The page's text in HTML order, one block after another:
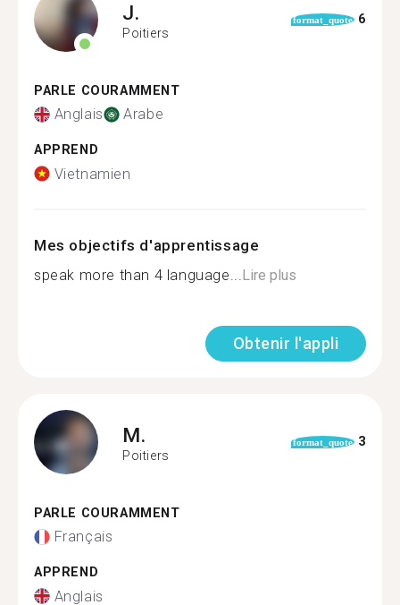
J.
Poitiers
format_quote 6
PARLE COURAMMENT
Anglais Arabe
APPREND
Vietnamien
Mes objectifs d'apprentissage
speak more than 4 language... Lire plus
Obtenir l'appli
M.
Poitiers
format_quote 3
PARLE COURAMMENT
Français
APPREND
Anglais